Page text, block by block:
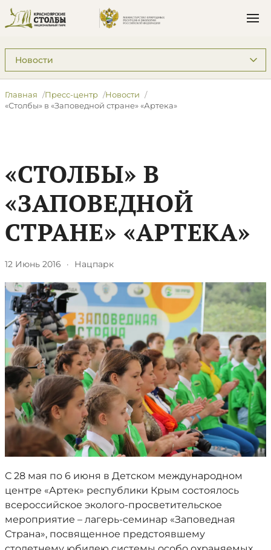
Подразделы: Пресс-центр
Главная Пресс-центр
Новости
«Столбы» в «Заповедной стране» «Артека»
«СТОЛБЫ» В
«ЗАПОВЕДНОЙ
СТРАНЕ» «АРТЕКА»
12 Июнь 2016 · Нацпарк
С 28 мая по 6 июня в Детском международном
центре «Артек» республики Крым состоялось
всероссийское эколого-просветительское
мероприятие – лагерь-семинар «Заповедная
Страна», посвященное предстоявшему